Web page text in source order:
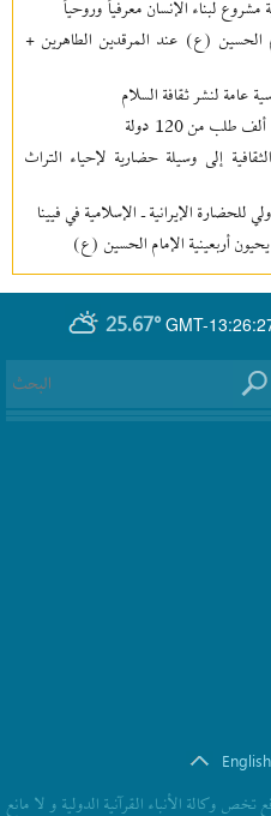
مشروع لبناء الإنسان معرفیاً وروحياً
الحسين (ع) عند المرقدين الطاهرين +
عامة لنشر ثقافة السلام
إلى وسيلة حضارية لإحياء التراث
للحضارة الإيرانية ـ الإسلامية في فيينا
GMT-
25.67°
English
وکالة الأنباء القرآنیة الدولیة و لا مانع